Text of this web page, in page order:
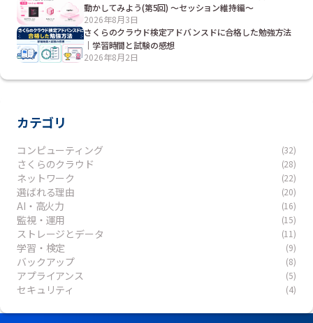
動かしてみよう(第5回) ～セッション維持編～
2026年8月3日
さくらのクラウド検定アドバンスドに合格した勉強方法
｜学習時間と試験の感想
2026年8月2日
カテゴリ
コンピューティング (32)
さくらのクラウド (28)
ネットワーク (22)
選ばれる理由 (20)
AI・高火力 (16)
監視・運用 (15)
ストレージとデータ (11)
学習・検定 (9)
バックアップ (8)
アプライアンス (5)
セキュリティ (4)